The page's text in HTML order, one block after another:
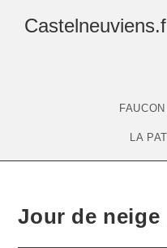
LA
Jour de